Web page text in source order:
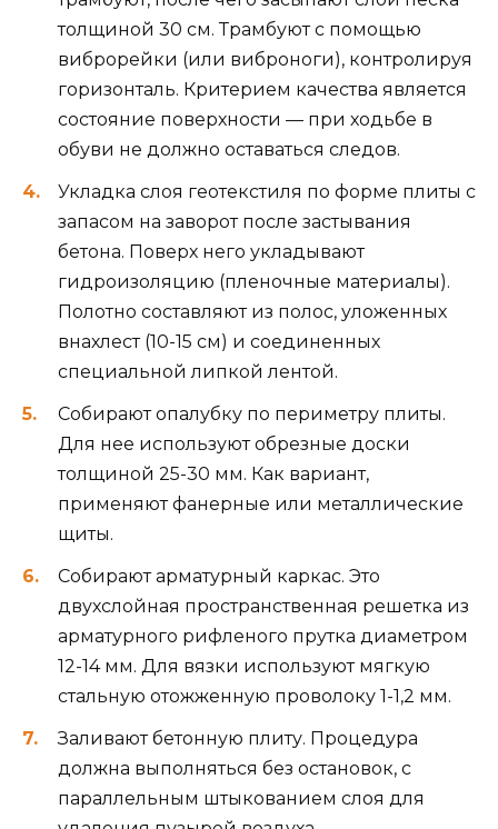
толщиной 30 см. Трамбуют с помощью
виброрейки (или виброноги), контролируя
горизонталь. Критерием качества является
состояние поверхности — при ходьбе в
обуви не должно оставаться следов.
Укладка слоя геотекстиля по форме плиты с
запасом на заворот после застывания
бетона. Поверх него укладывают
гидроизоляцию (пленочные материалы).
Полотно составляют из полос, уложенных
внахлест (10-15 см) и соединенных
специальной липкой лентой.
Собирают опалубку по периметру плиты.
Для нее используют обрезные доски
толщиной 25-30 мм. Как вариант,
применяют фанерные или металлические
щиты.
Собирают арматурный каркас. Это
двухслойная пространственная решетка из
арматурного рифленого прутка диаметром
12-14 мм. Для вязки используют мягкую
стальную отожженную проволоку 1-1,2 мм.
Заливают бетонную плиту. Процедура
должна выполняться без остановок, с
параллельным штыкованием слоя для